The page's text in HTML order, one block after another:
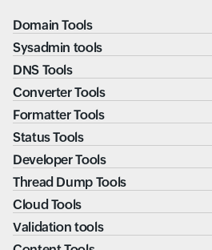
Domain Tools
Sysadmin tools
DNS Tools
Converter Tools
Formatter Tools
Status Tools
Developer Tools
Thread Dump Tools
Cloud Tools
Validation tools